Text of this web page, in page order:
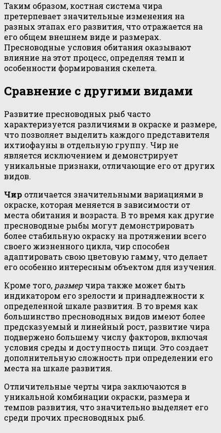
Таким образом, костная система чира
претерпевает значительные изменения на
разных этапах его развития, что отражается на
его общем внешнем виде и размерах.
Пресноводные условия обитания оказывают
влияние на этот процесс, определяя темп и
особенности формирования скелета.
Сравнение с другими видами
Развитие пресноводных рыб часто
характеризуется различиями в окраске и размере,
что позволяет выделить каждого представителя
ихтиофауны в отдельную группу. Чир не
является исключением и демонстрирует
уникальные признаки, отличающие его от других
видов.
Чир отличается значительными вариациями в
окраске, которая меняется в зависимости от
места обитания и возраста. В то время как другие
пресноводные рыбы могут демонстрировать
более стабильную окраску на протяжении всего
своего жизненного цикла, чир способен
адаптировать свою цветовую гамму, что делает
его особенно интересным объектом для изучения.
Кроме того, размер чира также может быть
индикатором его зрелости и принадлежности к
определенной шкале развития. В то время как
большинство пресноводных видов имеют более
предсказуемый и линейный рост, развитие чира
подвержено большему числу факторов, включая
условия среды и доступность пищи. Это создает
дополнительную сложность при определении его
места на шкале развития.
Отличительные черты чира заключаются в
уникальной комбинации окраски, размера и
темпов развития, что значительно выделяет его
среди прочих пресноводных рыб.